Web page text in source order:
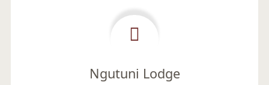
Ngutuni Lodge